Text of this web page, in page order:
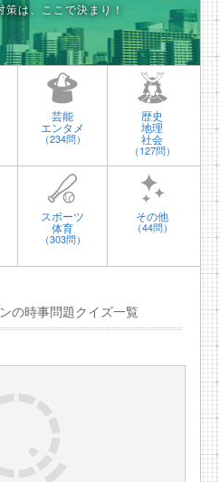
は、ここで決まり！
芸能
エンタメ
（234問）
歴史
地理
社会
（127問）
スポーツ
体育
（303問）
その他
（44問）
の時事問題クイズ一覧